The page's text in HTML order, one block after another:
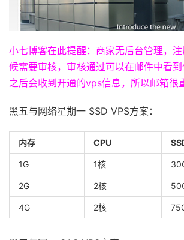
小七博客在此提醒：商家无后台管理，
候需要审核，审核通过可以在邮件中看
之后会收到开通的vps信息，所以邮箱很
黑五与网络星期一 SSD VPS方案：
内存 CPU
1G 1核
2G 2核
4G 2核